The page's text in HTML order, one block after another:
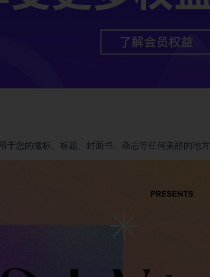
于您的徽标、标题、封面书、杂志等任何美丽的地方